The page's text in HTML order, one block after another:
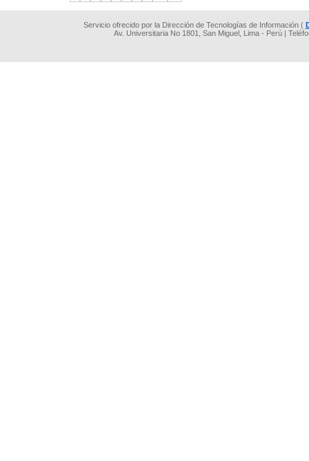
Servicio ofrecido por la Dirección de Tecnologías de Información (
Av. Universitaria No 1801, San Miguel, Lima - Perú |